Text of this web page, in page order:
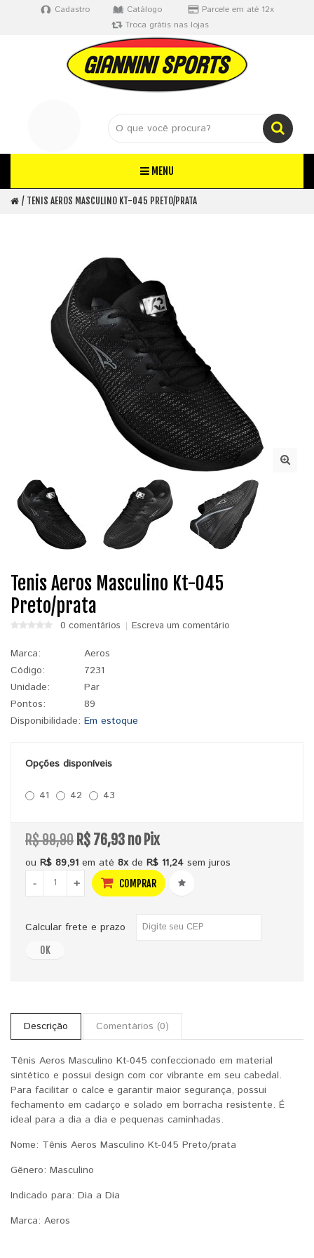
Cadastro Catálogo
Parcele em até 12x
Troca grátis nas lojas
MENU
TENIS AEROS MASCULINO KT-045 PRETO/PRATA
Tenis Aeros Masculino Kt-045
Preto/prata
0 comentários Escreva um comentário
Marca:
Aeros
Código:
7231
Unidade:
Par
Pontos:
89
Disponibilidade: Em estoque
Opções disponíveis
41 42 43
R$ 99,90 R$ 76,93 no Pix
ou R$ 89,91 em até 8xde R$ 11,24 sem juros
-
+ COMPRAR
Calcular frete e prazo
OK
Descrição Comentários (0)
Tênis Aeros Masculino Kt-045 confeccionado em material
sintético e possui design com cor vibrante em seu cabedal.
Para facilitar o calce e garantir maior segurança, possui
fechamento em cadarço e solado em borracha resistente. É
ideal para a dia a dia e pequenas caminhadas.
Nome: Tênis Aeros Masculino Kt-045 Preto/prata
Gênero: Masculino
Indicado para: Dia a Dia
Marca: Aeros